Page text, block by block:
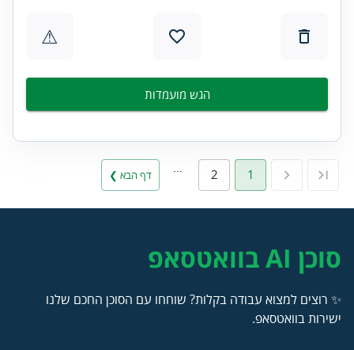
⚠
הגש מועמדות
1
2 דף הבא ❯
סוכן AI בוואטסאפ
✨ רוצים למצוא עבודה בקלות? שוחחו עם הסוכן החכם שלנו
ישירות בוואטסאפ.